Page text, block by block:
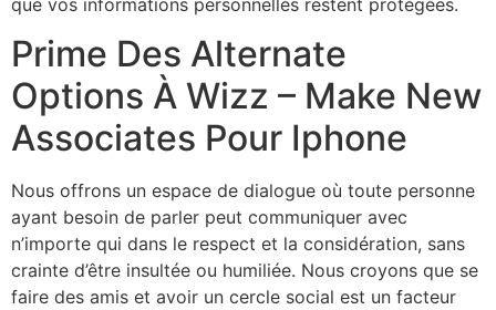
que vos informations personnelles restent protégées.
Prime Des Alternate
Options À Wizz – Make New
Associates Pour Iphone
Nous offrons un espace de dialogue où toute personne
ayant besoin de parler peut communiquer avec
n’importe qui dans le respect et la considération, sans
crainte d’être insultée ou humiliée. Nous croyons que se
faire des amis et avoir un cercle social est un facteur